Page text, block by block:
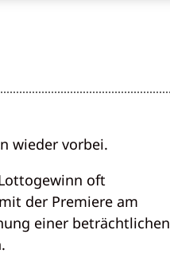
wieder vorbei.
oft
der Premiere am
einer beträchtlichen